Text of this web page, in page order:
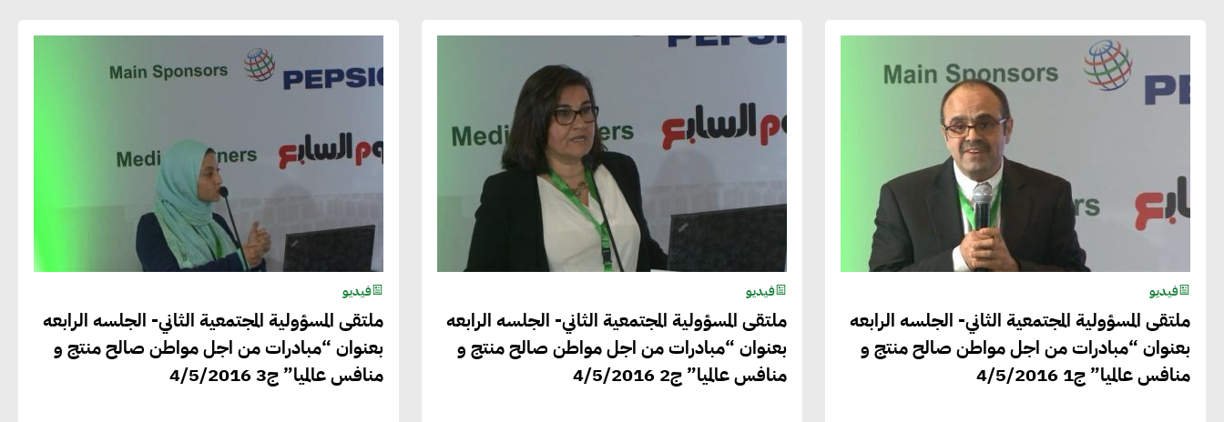
فيديو
ملتقى المسؤولية المجتمعية الثاني- الجلسه الرابعه
بعنوان “مبادرات من اجل مواطن صالح منتج و
منافس عالميا” ج1 4/5/2016
فيديو
ملتقى المسؤولية المجتمعية الثاني- الجلسه الرابعه
بعنوان “مبادرات من اجل مواطن صالح منتج و
منافس عالميا” ج2 4/5/2016
فيديو
ملتقى المسؤولية المجتمعية الثاني- الجلسه الرابعه
بعنوان “مبادرات من اجل مواطن صالح منتج و
منافس عالميا” ج3 4/5/2016